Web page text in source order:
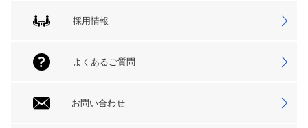
採用情報
よくあるご質問
お問い合わせ